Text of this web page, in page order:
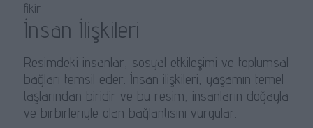
fikir
İnsan İlişkileri
Resimdeki insanlar, sosyal etkileşimi ve toplumsal
bağları temsil eder. İnsan ilişkileri, yaşamın temel
taşlarından biridir ve bu resim, insanların doğayla
ve birbirleriyle olan bağlantısını vurgular.